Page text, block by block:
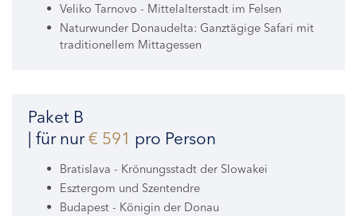
Veliko Tarnovo - Mittelalterstadt im Felsen
Naturwunder Donaudelta: Ganztägige Safari mit
traditionellem Mittagessen
Paket B
| für nur€ 591 pro Person
Bratislava - Krönungsstadt der Slowakei
Esztergom und Szentendre
Budapest - Königin der Donau